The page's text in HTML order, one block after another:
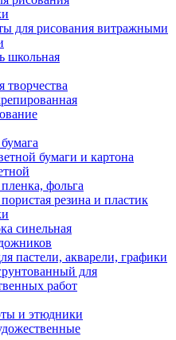
для рисования витражными
школьная
творчества
бумаги и картона
фольга
резина и пластик
синельная
пастели, акварели, графики
для
работ
и этюдники